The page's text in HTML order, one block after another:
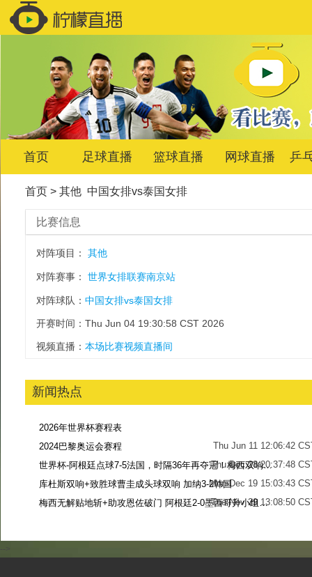
首页 足球直播 篮球直播 网球直播 乒
首页> 其他 中国女排vs泰国女排
比赛信息
对阵项目： 其他
对阵赛事： 世界女排联赛南京站
对阵球队： 中国女排vs泰国女排
开赛时间：Thu Jun 04 19:30:58 CST 2026
视频直播： 本场比赛视频直播间
新闻热点
2026年世界杯赛程表
Thu Jun 11 12:06:42
2024巴黎奥运会赛程
Thu Dec 28 20:37:48
世界杯-阿根廷点球7-5法国，时隔36年再夺冠！梅西双响姆巴佩戴帽
Mon Dec 19 15:03:43
库杜斯双响+致胜球曹圭成头球双响 加纳3-2韩国
Tue Nov 29 13:08:50
梅西无解贴地斩+助攻恩佐破门 阿根廷2-0墨西哥升小组第二